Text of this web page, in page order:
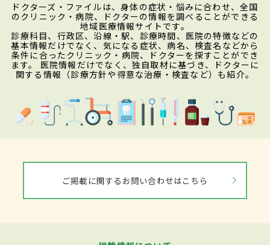
ドクターズ・ファイルは、身体の症状・悩みに合わせ、全国
のクリニック・病院、ドクターの情報を調べることができる
地域医療情報サイトです。
診療科目、行政区、沿線・駅、診療時間、医院の特徴などの
基本情報だけでなく、気になる症状、病名、検査名などから
条件に合ったクリニック・病院、ドクターを探すことができ
ます。 医院情報だけでなく、独自取材に基づき、ドクターに
関する情報（診療方針や得意な治療・検査など）も紹介。
ご掲載に関するお問い合わせはこちら